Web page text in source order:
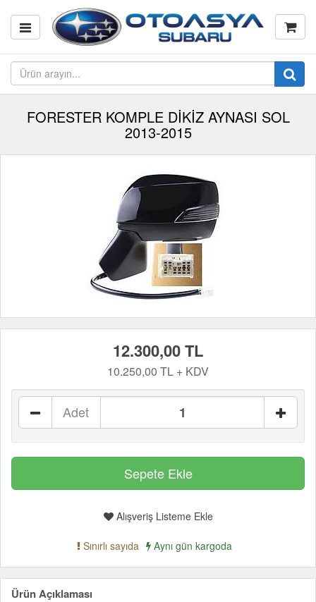
FORESTER KOMPLE DİKİZ AYNASI SOL
2013-2015
12.300,00 TL
10.250,00 TL + KDV
Adet
Alışveriş Listeme Ekle
Sınırlı sayıda Aynı gün kargoda
Ürün Açıklaması